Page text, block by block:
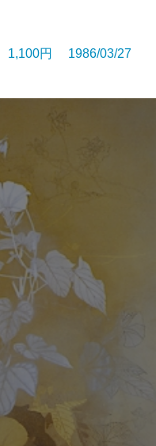
1,100円 1986/03/27